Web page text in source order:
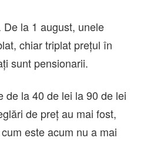
la 1 august, unele
chiar triplat preţul în
sunt pensionarii.
de la 40 de lei la 90 de lei
de preţ au mai fost,
este acum nu a mai